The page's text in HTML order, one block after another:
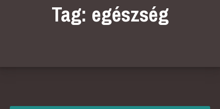
Tag: egészség